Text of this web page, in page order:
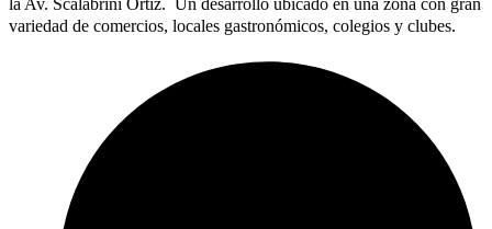
la Av. Scalabrini Ortiz. Un desarrollo ubicado en una zona con gran
variedad de comercios, locales gastronómicos, colegios y clubes.